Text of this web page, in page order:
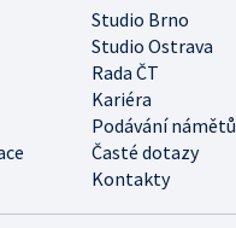
Studio Brno
Studio Ostrava
Rada ČT
Kariéra
Podávání námětů
Časté dotazy
Kontakty